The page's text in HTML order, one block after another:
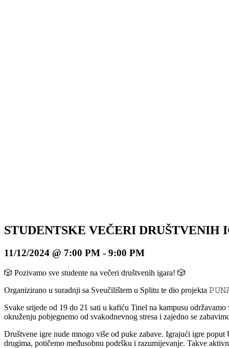
STUDENTSKE VEČERI DRUŠTVENIH
11/12/2024 @ 7:00 PM - 9:00 PM
🎲 Pozivamo sve studente na večeri društvenih igara! 🎲
Organizirano u suradnji sa Sveučilištem u Splitu te dio projekta
Svake srijede od 19 do 21 sati u kafiću Tinel na kampusu
okruženju pobjegnemo od svakodnevnog stresa i zajedno se
Društvene igre nude mnogo više od puke zabave. Igrajući igre
drugima, potičemo međusobnu podršku i razumijevanje. Takve